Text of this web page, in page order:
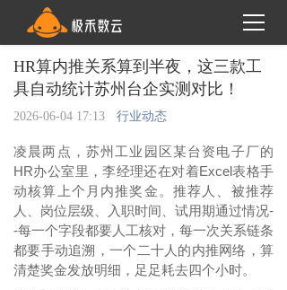
HR算内推关系算到半夜，这三款工
具自动统计苏州台企实测对比！
2026-06-04 17:13 行业动态
凌晨两点，苏州工业园区某台资电子厂的
HR办公室里，李经理还在对着Excel表格手
动核算上个月内推奖金。推荐人、被推荐
人、岗位层级、入职时间、试用期通过情况-
-每一个字段都要人工核对，每一次关系链条
都要手动追溯，一个二十人的内推网络，算
清楚奖金发放明细，足足耗去四个小时。